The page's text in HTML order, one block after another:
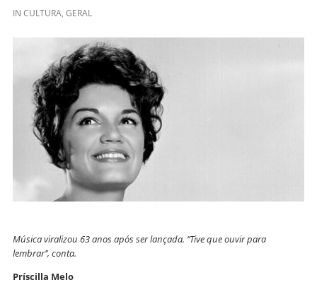
IN CULTURA, GERAL
Música viralizou 63 anos após ser lançada. ‘‘Tive que ouvir para
lembrar’’, conta.
Príscilla Melo